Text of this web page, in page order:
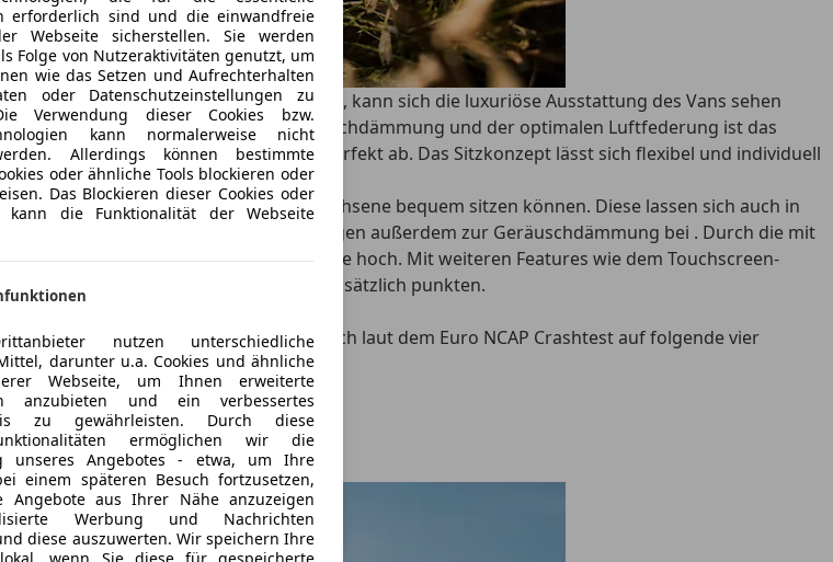
erforderlich sind und die einwandfreie
Webseite sicherstellen. Sie werden
Folge von Nutzeraktivitäten genutzt, um
wie das Setzen und Aufrechterhalten
oder Datenschutzeinstellungen zu
Verwendung dieser Cookies bzw.
kann normalerweise nicht
Allerdings können bestimmte
oder ähnliche Tools blockieren oder
Das Blockieren dieser Cookies oder
kann die Funktionalität der Webseite
nutzen unterschiedliche
darunter u.a. Cookies und ähnliche
Webseite, um Ihnen erweiterte
anzubieten und ein verbessertes
zu gewährleisten. Durch diese
ermöglichen wir die
unseres Angebotes - etwa, um Ihre
einem späteren Besuch fortzusetzen,
Angebote aus Ihrer Nähe anzuzeigen
Werbung und Nachrichten
diese auszuwerten. Wir speichern Ihre
lokal, wenn Sie diese für gespeicherte
sie preislich recht hoch angesetzt ist, kann sich die luxuriöse Ausstattung des Vans sehen
auf ein neues Level. Dank der Geräuschdämmung und der optimalen Luftfederung ist das
Klimaautomatik runden das ganze perfekt ab. Das Sitzkonzept lässt sich flexibel und individuell
drei Sitzreihen, auf denen sogar Erwachsene bequem sitzen können. Diese lassen sich auch in
Die
modernen Materialien tragen außerdem zur Geräuschdämmung bei . Durch die mit
ist das Fahrgefühl für alle Passagiere hoch. Mit weiteren Features wie dem Touchscreen-
/Schiebedach kann das Modell zusätzlich punkten.
des Fahrzeugs legen. Diese bezieht sich laut dem Euro NCAP Crashtest auf folgende vier